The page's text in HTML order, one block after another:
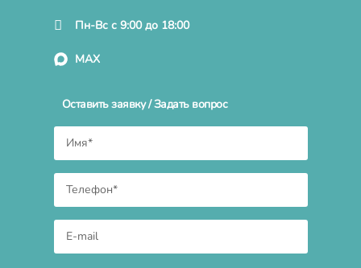
Пн-Вс с 9:00 до 18:00
MAX
Оставить заявку / Задать вопрос